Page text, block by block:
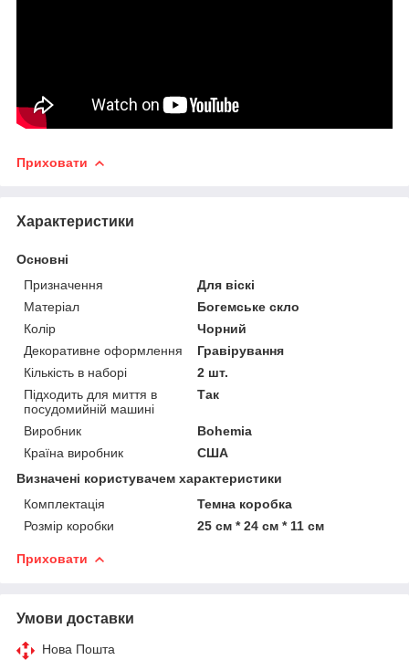
Приховати
Характеристики
Основні
Призначення
Для віскі
Матеріал
Богемське скло
Колір
Чорний
Декоративне оформлення
Гравірування
Кількість в наборі
2 шт.
Підходить для миття в
посудомийній машині
Так
Виробник
Bohemia
Країна виробник
США
Визначені користувачем характеристики
Комплектація
Темна коробка
Розмір коробки
25 см * 24 см * 11 см
Приховати
Умови доставки
Нова Пошта